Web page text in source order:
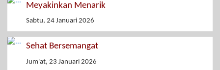
Meyakinkan Menarik
Sabtu, 24 Januari 2026
Sehat Bersemangat
Jum'at, 23 Januari 2026